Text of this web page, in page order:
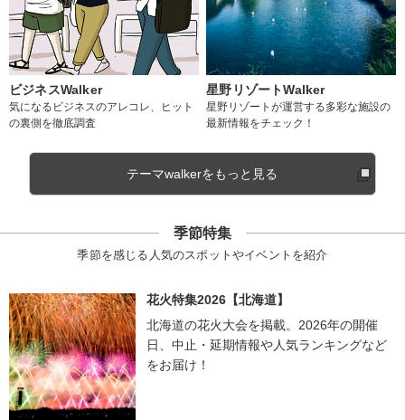
ビジネスWalker
気になるビジネスのアレコレ、ヒット
の裏側を徹底調査
星野リゾートWalker
星野リゾートが運営する多彩な施設の
最新情報をチェック！
テーマwalkerをもっと見る
季節特集
季節を感じる人気のスポットやイベントを紹介
花火特集2026【北海道】
北海道の花火大会を掲載。2026年の開催
日、中止・延期情報や人気ランキングなど
をお届け！